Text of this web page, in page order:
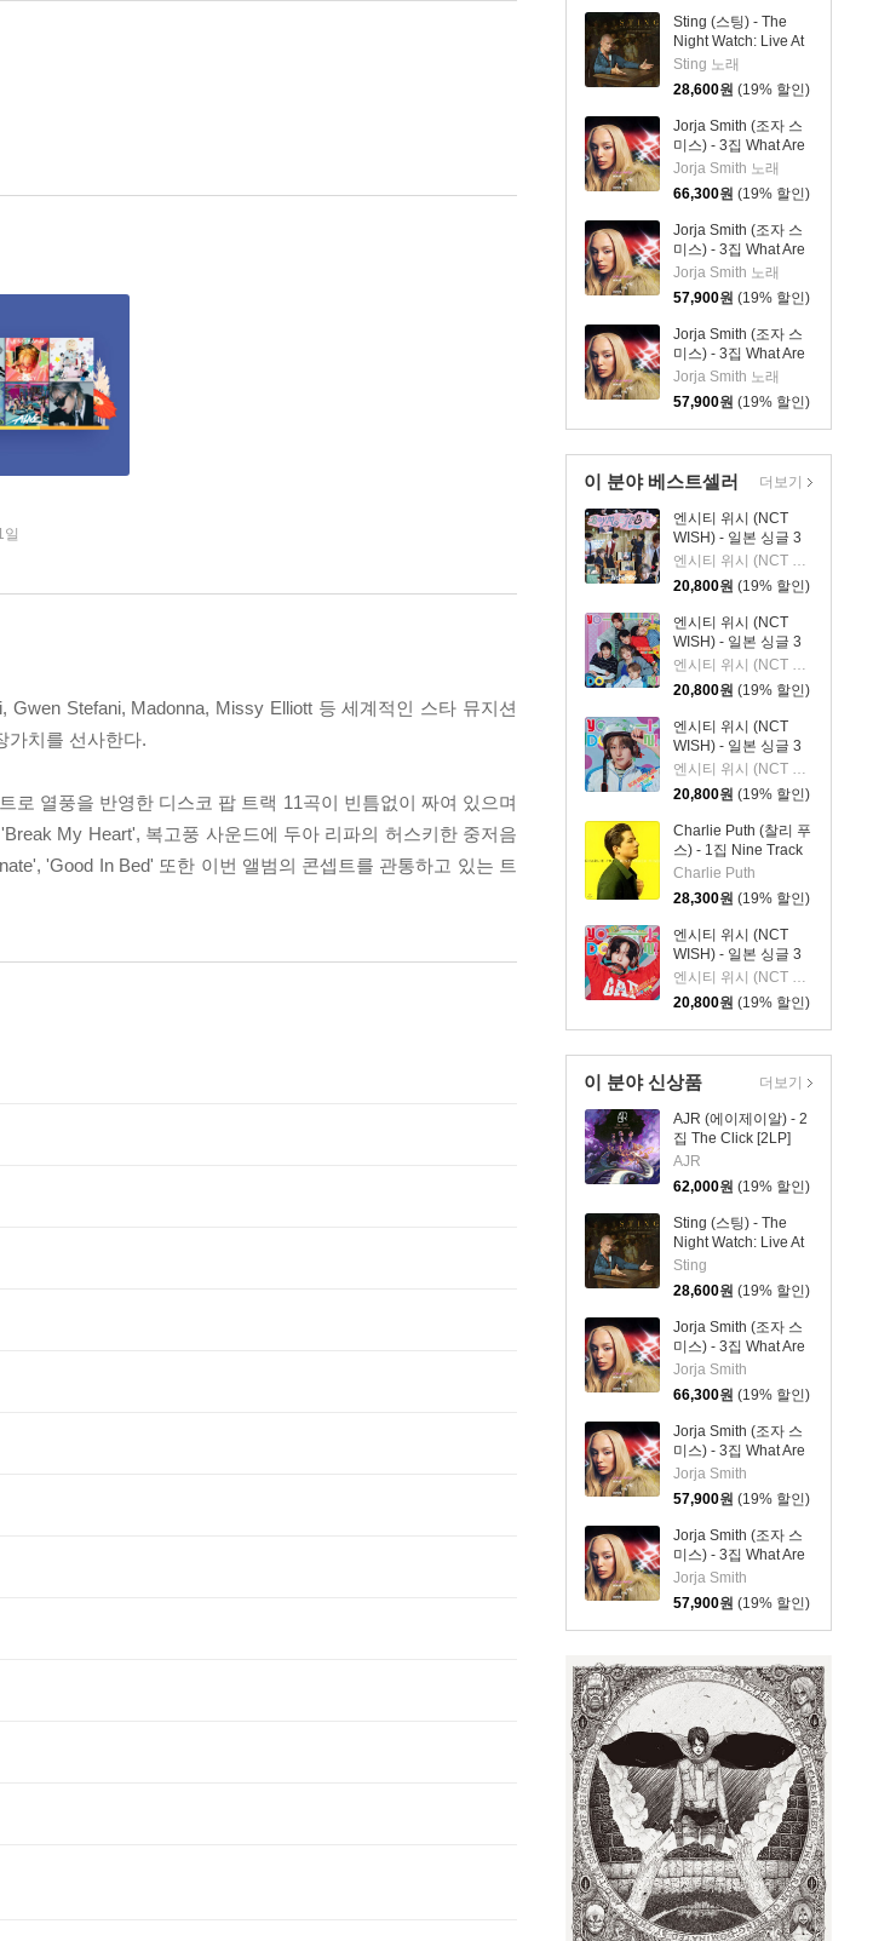
Sting (스팅) - The
Night Watch: Live At
The Rijksmuseum
Sting 노래
28,600원 (19% 할인)
Jorja Smith (조자 스
미스) - 3집 What Are
The Odds [스플래터
컬러 LP]
Jorja Smith 노래
66,300원 (19% 할인)
Jorja Smith (조자 스
미스) - 3집 What Are
The Odds [심플 오렌
지 컬러 LP]
Jorja Smith 노래
57,900원 (19% 할인)
Jorja Smith (조자 스
미스) - 3집 What Are
The Odds [심플 바이
올렛 컬러 LP]
Jorja Smith 노래
57,900원 (19% 할인)
이 분야 베스트셀러
엔시티 위시 (NCT
WISH) - 일본 싱글 3
집 YO-I-DON! / BOY
MEETS GIRL [통상판
BOY MEETS GIRL
Ver.]
엔시티 위시 (NCT WISH)
20,800원 (19% 할인)
엔시티 위시 (NCT
WISH) - 일본 싱글 3
집 YO-I-DON! / BOY
MEETS GIRL [통상판
YO-I-DON! Ver.]
엔시티 위시 (NCT WISH)
20,800원 (19% 할인)
엔시티 위시 (NCT
WISH) - 일본 싱글 3
집 YO-I-DON! / BOY
MEETS GIRL [YUSHI
Ver.]
엔시티 위시 (NCT WISH)
20,800원 (19% 할인)
Charlie Puth (찰리 푸
스) - 1집 Nine Track
Mind [LP]
Charlie Puth
28,300원 (19% 할인)
엔시티 위시 (NCT
WISH) - 일본 싱글 3
집 YO-I-DON! / BOY
MEETS GIRL [RIKU
Ver.]
엔시티 위시 (NCT WISH)
20,800원 (19% 할인)
더보기
이 분야 신상품
AJR (에이제이알) - 2
집 The Click [2LP]
AJR
62,000원 (19% 할인)
Sting (스팅) - The
Night Watch: Live At
The Rijksmuseum
Sting
28,600원 (19% 할인)
Jorja Smith (조자 스
미스) - 3집 What Are
The Odds [스플래터
컬러 LP]
Jorja Smith
66,300원 (19% 할인)
Jorja Smith (조자 스
미스) - 3집 What Are
The Odds [심플 오렌
지 컬러 LP]
Jorja Smith
57,900원 (19% 할인)
Jorja Smith (조자 스
미스) - 3집 What Are
The Odds [심플 바이
올렛 컬러 LP]
Jorja Smith
57,900원 (19% 할인)
더보기
Stefani, Madonna, Missy Elliott 등 세계적인 스타 뮤지션
가치를 선사한다.
로 열풍을 반영한 디스코 팝 트랙 11곡이 빈틈없이 짜여 있으며
My Heart', 복고풍 사운드에 두아 리파의 허스키한 중저음
'Good In Bed' 또한 이번 앨범의 콘셉트를 관통하고 있는 트